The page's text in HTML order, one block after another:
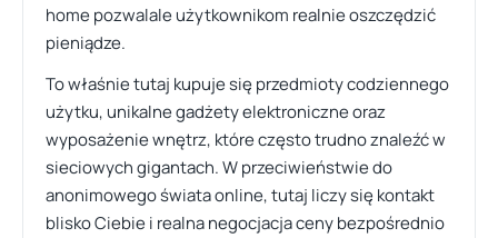
home pozwalale użytkownikom realnie oszczędzić
pieniądze.
To właśnie tutaj kupuje się przedmioty codziennego
użytku, unikalne gadżety elektroniczne oraz
wyposażenie wnętrz, które często trudno znaleźć w
sieciowych gigantach. W przeciwieństwie do
anonimowego świata online, tutaj liczy się kontakt
blisko Ciebie i realna negocjacja ceny bezpośrednio